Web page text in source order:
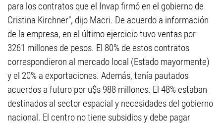
para los contratos que el Invap firmó en el gobierno de
Cristina Kirchner”, dijo Macri. De acuerdo a información
de la empresa, en el último ejercicio tuvo ventas por
3261 millones de pesos. El 80% de estos contratos
correspondieron al mercado local (Estado mayormente)
y el 20% a exportaciones. Además, tenía pautados
acuerdos a futuro por u$s 988 millones. El 48% estaban
destinados al sector espacial y necesidades del gobierno
nacional. El centro no tiene subsidios y debe pagar